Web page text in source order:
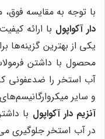
با توجه به مقایسه
دار آکواپول با ارائه
یکی از بهترین گزینه‌ها
محصول با داشتن
آب استخر را ضدعفونی
و سایر
آنزیم دار آکواپول با
در آب استخر جلوگیری